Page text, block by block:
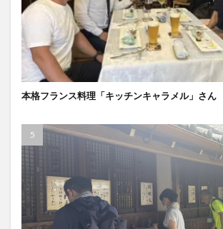
本格フランス料理「キッチンキャラメル」さん